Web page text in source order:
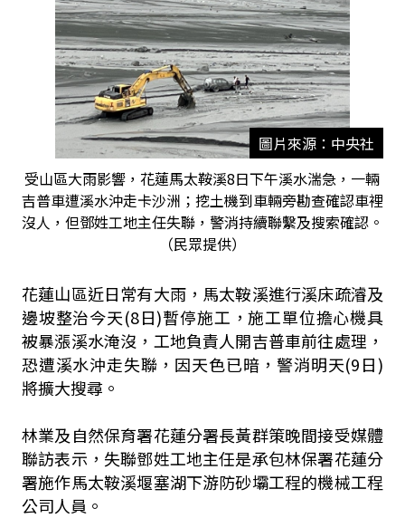
圖片來源：中央社
受山區大雨影響，花蓮馬太鞍溪8日下午溪水湍急，一輛
吉普車遭溪水沖走卡沙洲；挖土機到車輛旁勘查確認車裡
沒人，但鄧姓工地主任失聯，警消持續聯繫及搜索確認。
（民眾提供）
花蓮山區近日常有大雨，馬太鞍溪進行溪床疏濬及
邊坡整治今天(8日)暫停施工，施工單位擔心機具
被暴漲溪水淹沒，工地負責人開吉普車前往處理，
恐遭溪水沖走失聯，因天色已暗，警消明天(9日)
將擴大搜尋。
林業及自然保育署花蓮分署長黃群策晚間接受媒體
聯訪表示，失聯鄧姓工地主任是承包林保署花蓮分
署施作馬太鞍溪堰塞湖下游防砂壩工程的機械工程
公司人員。